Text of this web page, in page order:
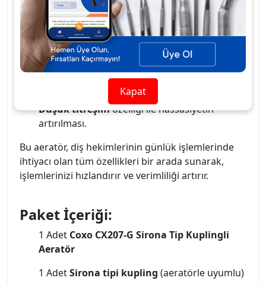
Yüksek performanslı
ve gelişmiş tasarım.
Sirona tipi kupling uyumu, farklı cihazlarla
sorunsuz entegrasyon.
Ergonomik yapısısayesinde uzun süreli
kullanımlarda bile rahatlık.
Düşük titreşimözelliği ile hassasiyetin
artırılması.
Bu aeratör, diş hekimlerinin günlük işlemlerinde
ihtiyacı olan tüm özellikleri bir arada sunarak,
işlemlerinizi hızlandırır ve verimliliği artırır.
Paket İçeriği:
1 Adet Coxo CX207-G Sirona Tip Kuplingli
Aeratör
1 AdetSirona tipi kupling (aeratörle uyumlu)
Kapat